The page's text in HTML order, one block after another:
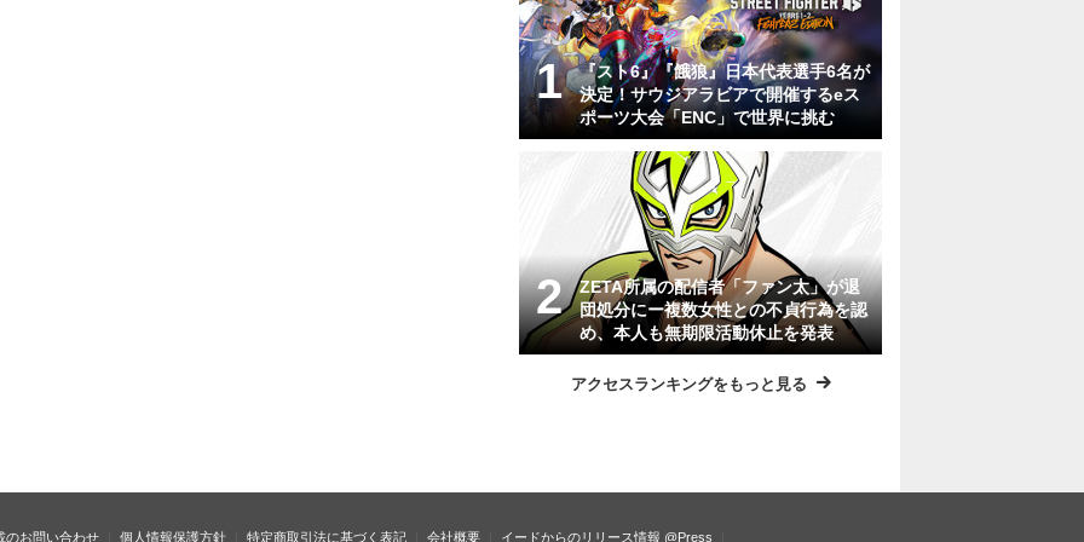
『スト6』『餓狼』日本代表選手6名が
決定！サウジアラビアで開催するeス
ポーツ大会「ENC」で世界に挑む
ZETA所属の配信者「ファン太」が退
団処分にー複数女性との不貞行為を認
め、本人も無期限活動休止を発表
アクセスランキングをもっと見る
のお問い合わせ 個人情報保護方針 特定商取引法に基づく表記 会社概要 イードからのリリース情報 @Press